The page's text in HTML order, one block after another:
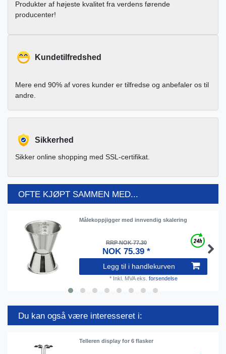
Produkter af højeste kvalitet fra verdens førende
producenter!
Kundetilfredshed
Mere end 90% af vores kunder er tilfredse og anbefaler os til
andre.
Sikkerhed
Sikker online shopping med SSL-certifikat.
OFTE KJØPT SAMMEN MED...
Målekoppjigger med innvendig skalering
RRP NOK 77.30
NOK 75.39 *
Legg til i handlekurven
* Inkl. MVAeks. forsendelse
Du kan også være interesseret i:
Telleren display for 6 flasker